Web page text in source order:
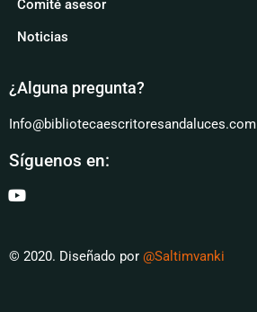
Comité asesor
Noticias
¿Alguna pregunta?
Info@bibliotecaescritoresandaluces.com
Síguenos en:
© 2020. Diseñado por @Saltimvanki